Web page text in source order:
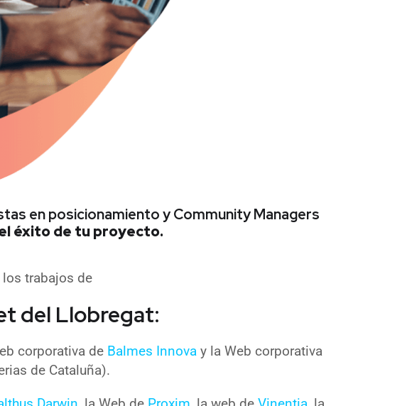
en posicionamiento y Community Managers
éxito de tu proyecto.
trabajos de
del Llobregat:
corporativa de Balmes Innova y la Web corporativa
de Cataluña).